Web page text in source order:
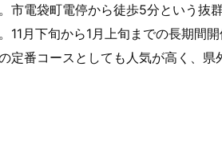
市電袋町電停から徒歩5分という抜
月下旬から1月上旬までの長期間
定番コースとしても人気が高く、県